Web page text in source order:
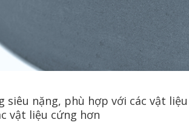
siêu nặng, phù hợp với các vật
vật liệu cứng hơn